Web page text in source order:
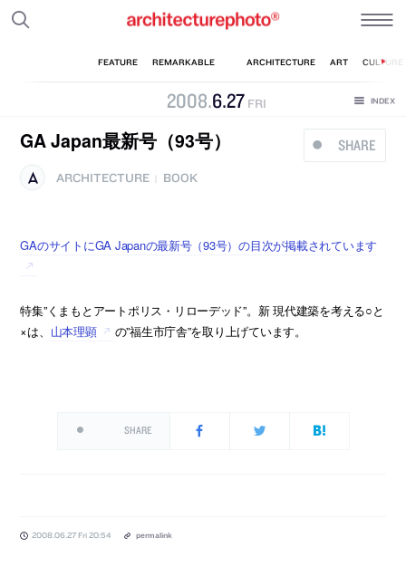
2008.6.27 FRI
SHARE
GA Japan最新号（93号）
ARCHITECTURE BOOK
GAのサイトにGA Japanの最新号（93号）の目次が掲載されています
特集”くまもとアートポリス・リローデッド”。新 現代建築を考える○と
×は、 山本理顕 の”福生市庁舎”を取り上げています。
SHARE
2008.06.27 Fri 20:54 permalink